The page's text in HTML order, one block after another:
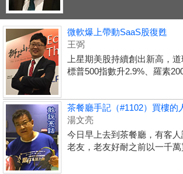
微軟爆上帶動SaaS股復甦
王弼
上星期美股持續創出新高，道
標普500指數升2.9%、羅素
茶餐廳手記（#1102）買樓的
湯文亮
今日早上去到茶餐廳，有客
老友，老友好耐之前以一千